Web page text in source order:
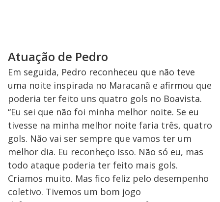
Atuação de Pedro
Em seguida, Pedro reconheceu que não teve
uma noite inspirada no Maracanã e afirmou que
poderia ter feito uns quatro gols no Boavista.
“Eu sei que não foi minha melhor noite. Se eu
tivesse na minha melhor noite faria três, quatro
gols. Não vai ser sempre que vamos ter um
melhor dia. Eu reconheço isso. Não só eu, mas
todo ataque poderia ter feito mais gols.
Criamos muito. Mas fico feliz pelo desempenho
coletivo. Tivemos um bom jogo